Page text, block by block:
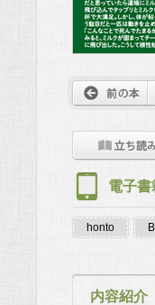
電子書
honto
内容紹介